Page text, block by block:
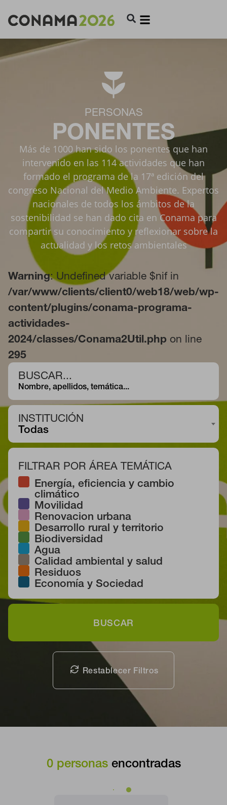
PERSONAS
PONENTES
Más de 1000 han sido los ponentes que han
intervenido en las 114 actividades que han
formado el programa de la 17ª edición del
congreso Nacional del Medio Ambiente. Expertos
nacionales de todos los ámbitos de la
sostenibilidad se han dado cita en Conama para
compartir su conocimiento y reflexionar sobre la
actualidad y los retos ambientales
Warning: Undefined variable $nif in
/var/www/clients/client0/web18/web/wp-
content/plugins/conama-programa-
actividades-
2024/classes/Conama2Util.php on line
295
BUSCAR...
INSTITUCIÓN
Todas
FILTRAR POR ÁREA TEMÁTICA
Energía, eficiencia y cambio
climático
Movilidad
Renovacion urbana
Desarrollo rural y territorio
Biodiversidad
Agua
Calidad ambiental y salud
Residuos
Economía y Sociedad
BUSCAR
Restablecer Filtros
0 personasencontradas